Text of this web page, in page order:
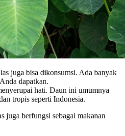
juga bisa dikonsumsi. Ada banyak
dapatkan.
hati. Daun ini umumnya
tropis seperti Indonesia.
juga berfungsi sebagai makanan